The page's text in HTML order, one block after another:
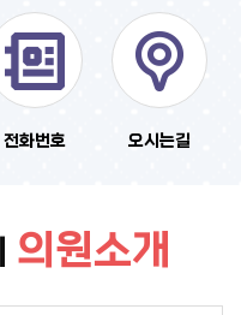
전화번호 오시는길
의원소개